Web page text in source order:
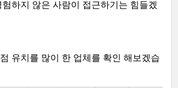
하지 않은 사람이 접근하기는 힘들겠
유치를 많이 한 업체를 확인 해보겠습